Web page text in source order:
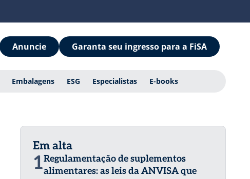
Anuncie Garanta seu ingresso para a FiSA
Embalagens ESG Especialistas E-books
Em alta
1Regulamentação de suplementos
alimentares: as leis da ANVISA que